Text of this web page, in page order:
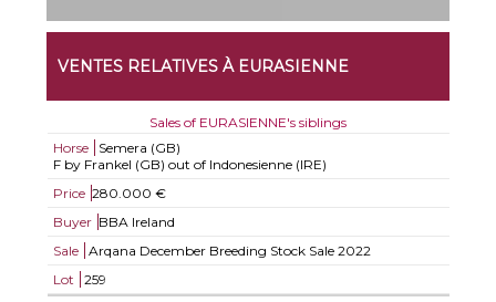
VENTES RELATIVES À EURASIENNE
Sales of EURASIENNE's siblings
Horse
Semera (GB)
F by Frankel (GB) out of Indonesienne (IRE)
Price 280.000 €
Buyer BBA Ireland
Sale
Arqana December Breeding Stock Sale 2022
Lot
259